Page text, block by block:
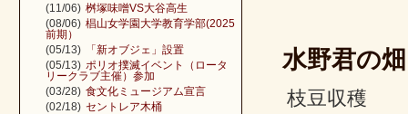
水野君の
枝豆収穫
(11/06) 桝塚味噌VS大谷高生
(08/06) 椙山女学園大学教育学部(2025
前期）
(05/13)
「新オブジェ」設置
(05/13) ポリオ撲滅イベント（ロータ
リークラブ主催）参加
(03/28) 食文化ミュージアム宣言
(02/18) セントレア木桶